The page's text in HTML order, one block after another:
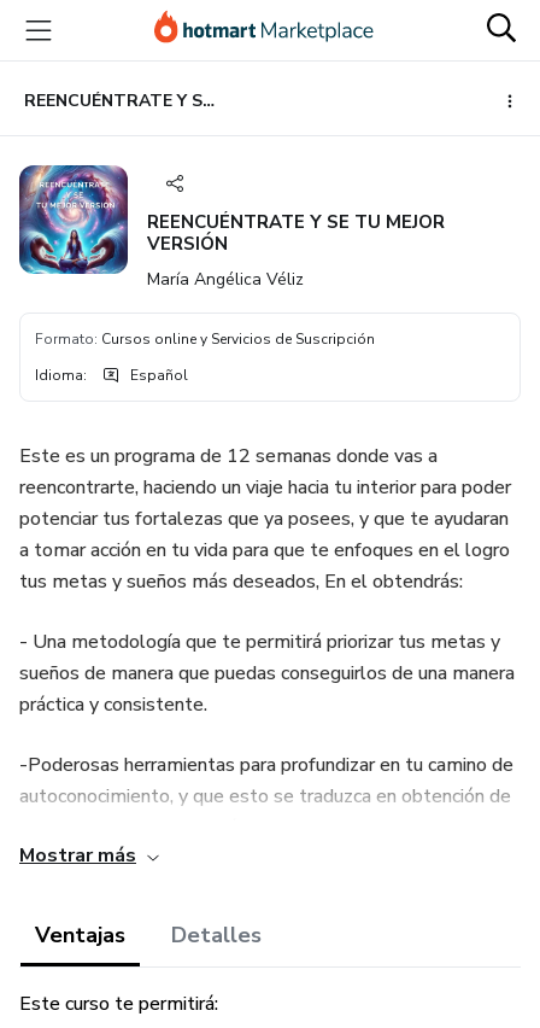
principal
página
de
página
REENCUÉNTRATE Y SE TU MEJOR VERSIÓN
REENCUÉNTRATE Y SE TU MEJOR
VERSIÓN
María Angélica Véliz
Formato: Cursos online y Servicios de Suscripción
Idioma: Español
Este es un programa de 12 semanas donde vas a
reencontrarte, haciendo un viaje hacia tu interior para poder
potenciar tus fortalezas que ya posees, y que te ayudaran
a tomar acción en tu vida para que te enfoques en el logro
tus metas y sueños más deseados, En el obtendrás:
- Una metodología que te permitirá priorizar tus metas y
sueños de manera que puedas conseguirlos de una manera
práctica y consistente.
-Poderosas herramientas para profundizar en tu camino de
autoconocimiento, y que esto se traduzca en obtención de
Mostrar más
Ventajas Detalles
Este curso te permitirá: